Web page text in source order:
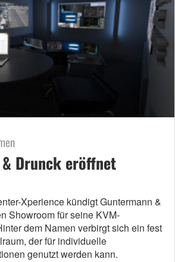
Drunck eröffnet
Xperience kündigt Guntermann &
Showroom für seine KVM-
dem Namen verbirgt sich ein fest
der für individuelle
genutzt werden kann.